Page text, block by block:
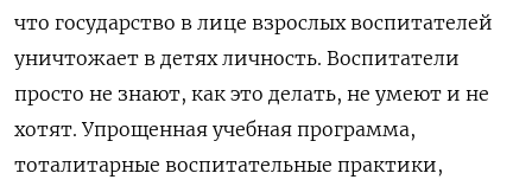
что государство в лице взрослых воспитателей
уничтожает в детях личность. Воспитатели
просто не знают, как это делать, не умеют и не
хотят. Упрощенная учебная программа,
тоталитарные воспитательные практики,